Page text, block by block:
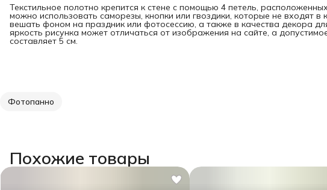
Текстильное полотно крепится к стене с помощью 4 петель,
можно использовать саморезы, кнопки или гвоздики, которые не входят в
вешать фоном на праздник или фотосессию, а также в качества декора
яркость рисунка может отличаться от изображения на сайте, а
составляет 5 см.
Фотопанно
Похожие товары